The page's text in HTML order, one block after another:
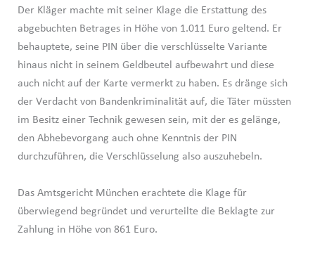
Der Kläger machte mit seiner Klage die Erstattung des
abgebuchten Betrages in Höhe von 1.011 Euro geltend. Er
behauptete, seine PIN über die verschlüsselte Variante
hinaus nicht in seinem Geldbeutel aufbewahrt und diese
auch nicht auf der Karte vermerkt zu haben. Es dränge sich
der Verdacht von Bandenkriminalität auf, die Täter müssten
im Besitz einer Technik gewesen sein, mit der es gelänge,
den Abhebevorgang auch ohne Kenntnis der PIN
durchzuführen, die Verschlüsselung also auszuhebeln.
Das Amtsgericht München erachtete die Klage für
überwiegend begründet und verurteilte die Beklagte zur
Zahlung in Höhe von 861 Euro.